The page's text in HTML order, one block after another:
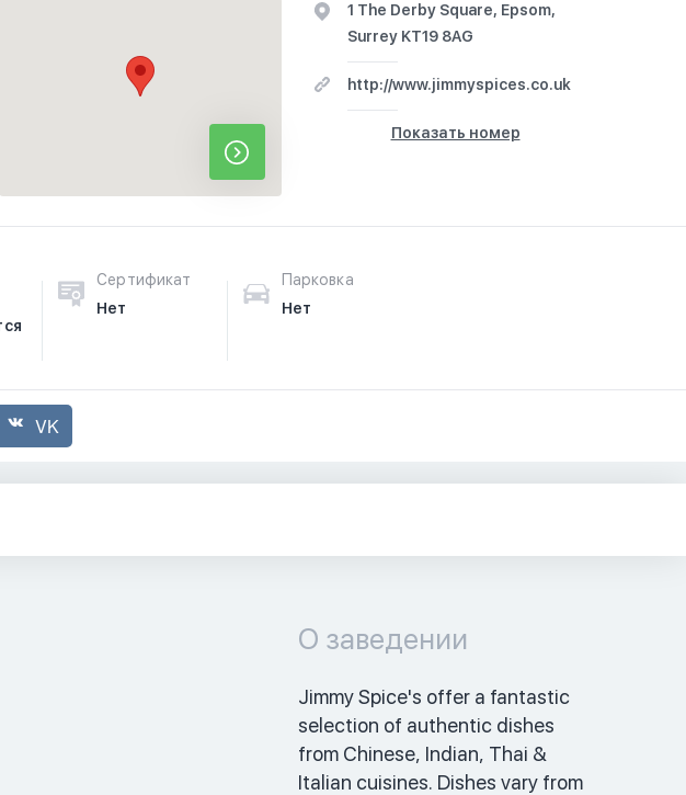
1 The Derby Square, Epsom,
Surrey KT19 8AG
http://www.jimmyspices.co.uk
Показать номер
Сертификат
Нет
Парковка
Нет
VK
О заведении
Jimmy Spice's offer a fantastic
selection of authentic dishes
from Chinese, Indian, Thai &
Italian cuisines. Dishes vary from